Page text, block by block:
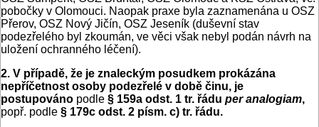
pobočky v Olomouci. Naopak praxe byla zaznamenána u OSZ
Přerov, OSZ Nový Jičín, OSZ Jeseník (duševní stav
podezřelého byl zkoumán, ve věci však nebyl podán návrh na
uložení ochranného léčení).
2. V případě, že je znaleckým posudkem prokázána
nepříčetnost osoby podezřelé v době činu, je
postupováno podle § 159a odst. 1 tr. řádu per analogiam,
popř. podle § 179c odst. 2 písm. c) tr. řádu.